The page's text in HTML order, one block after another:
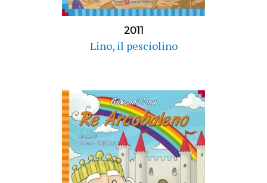
2011
Lino, il pesciolino